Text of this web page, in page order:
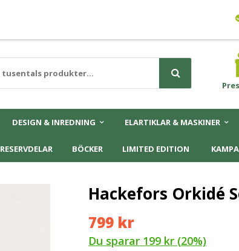
DESIGN & INREDNING ELARTIKLAR & MASKINER
RESERVDELAR BÖCKER LIMITED EDITION
Hackefors Orkidé
799 kr
Du sparar 199 kr (20%)